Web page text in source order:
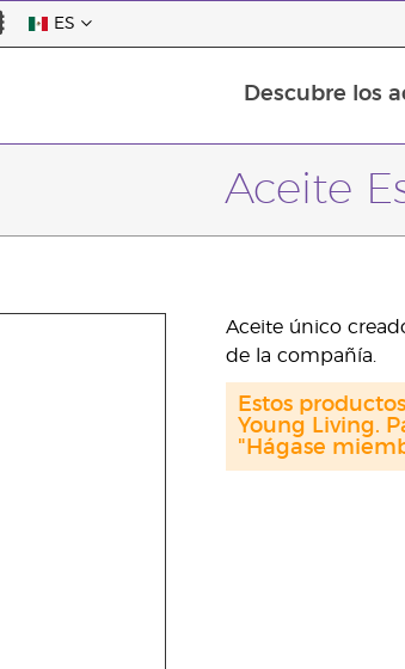
ES
Descubre los
Aceite
Aceite único
de la compañía.
Estos
Young Living.
"Hágase